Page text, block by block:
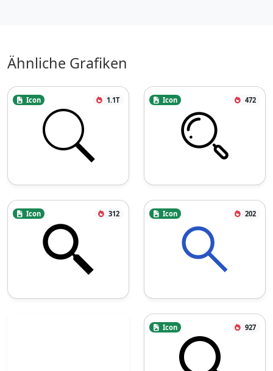
Ähnliche Grafiken
Icon 1.1T Icon 472
Icon 312 Icon 202
Icon 927